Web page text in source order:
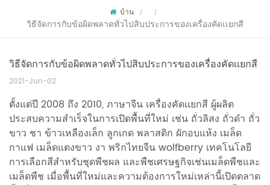
บ้าน / /
วิธีจัดการกับข้อผิดพลาดทั่วไปสิบประการของเครื่องคัดเเยกสี
วิธีจัดการกับข้อผิดพลาดทั่วไปสิบประการของเครื่องคัดเเยกสี
2021-Jun-02
ตั้งแต่ปี 2008 ถึง 2010,ภาษาจีน เครื่องคัดเเยกสี ผู้ผลิต
ประสบความสำเร็จในการเปิดพื้นที่ใหม่ เช่น ถั่วลิสง ถั่วดำ ถั่ว
ขาว ชา ข้าวเหลืองเล็ก ลูกเกด พลาสติก ผักอบแห้ง เมล็ด
กาแฟ เมล็ดแตงขาว งา พริกไทยจีน wolfberry เทคโนโลยี
การเลือกสีสำหรับชุดพืชผล และพืชเศรษฐกิจเช่นเมล็ดพืชและ
เมล็ดพืช เมื่อพื้นที่ใหม่และความต้องการใหม่เหล่านี้เปิดตลาด